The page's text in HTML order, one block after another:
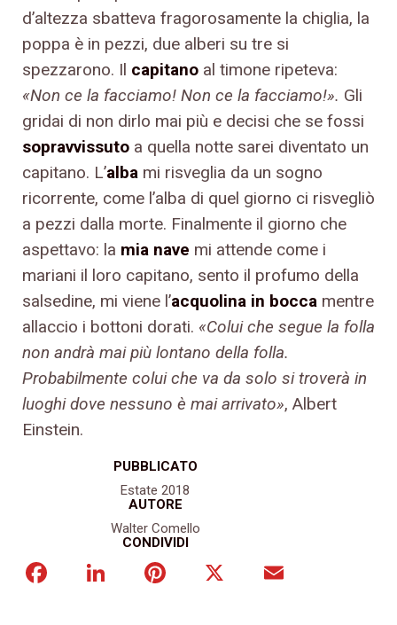
PUBBLICATO
Estate 2018
AUTORE
Walter Comello
CONDIVIDI
FacebookLinkedInPinterest
d’altezza sbatteva fragorosamente la chiglia, la
poppa è in pezzi, due alberi su tre si
spezzarono. Il capitano al timone ripeteva:
«Non ce la facciamo! Non ce la facciamo!». Gli
gridai di non dirlo mai più e decisi che se fossi
sopravvissuto a quella notte sarei diventato un
capitano. L’alba mi risveglia da un sogno
ricorrente, come l’alba di quel giorno ci risvegliò
a pezzi dalla morte. Finalmente il giorno che
aspettavo: la mia nave mi attende come i
mariani il loro capitano, sento il profumo della
salsedine, mi viene l’acquolina in bocca mentre
allaccio i bottoni dorati. «Colui che segue la folla
non andrà mai più lontano della folla.
Probabilmente colui che va da solo si troverà in
luoghi dove nessuno è mai arrivato», Albert
Einstein.